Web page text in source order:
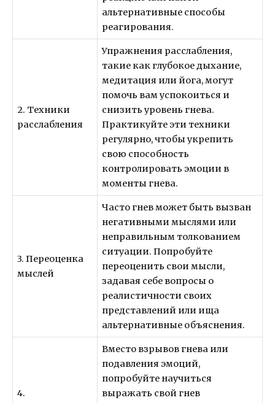
альтернативные способы
реагирования.
2. Техники
расслабления
Упражнения расслабления,
такие как глубокое дыхание,
медитация или йога, могут
помочь вам успокоиться и
снизить уровень гнева.
Практикуйте эти техники
регулярно, чтобы укрепить
свою способность
контролировать эмоции в
моменты гнева.
3. Переоценка
мыслей
Часто гнев может быть вызван
негативными мыслями или
неправильным толкованием
ситуации. Попробуйте
переоценить свои мысли,
задавая себе вопросы о
реалистичности своих
представлений или ища
альтернативные объяснения.
4.
Вместо взрывов гнева или
подавления эмоций,
попробуйте научиться
выражать свой гнев